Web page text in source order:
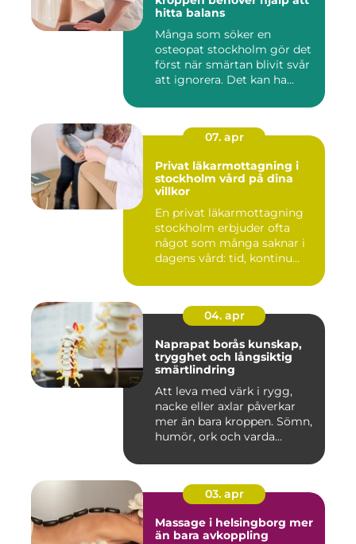
hitta balans
Många som söker en
osteopat stockholm gör det
först när smärtan blivit svår
att ignorera. Det kan ha...
07. apr
Privat läkarmottagning i
stockholm vård på dina
villkor
En privat läkarmottagning
stockholm erbjuder ofta
något som många saknar i
dagens vård: tid, kontinu...
04. apr
Naprapat borås kunskap,
trygghet och långsiktig
smärtlindring
Att leva med värk i rygg,
nacke eller axlar påverkar
mer än bara kroppen. Sömn,
humör, ork och varda...
03. apr
Massage i helsingborg mer
än bara avkoppling